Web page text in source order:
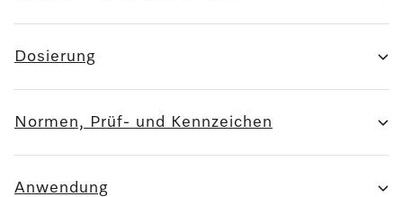
Dosierung
Normen, Prüf- und Kennzeichen
Anwendung